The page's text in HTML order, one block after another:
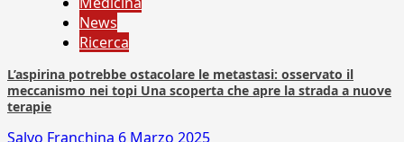
News
Ricerca
L’aspirina potrebbe ostacolare le metastasi: osservato il
meccanismo nei topi Una scoperta che apre la strada a nuove
terapie
Salvo Franchina 6 Marzo 2025